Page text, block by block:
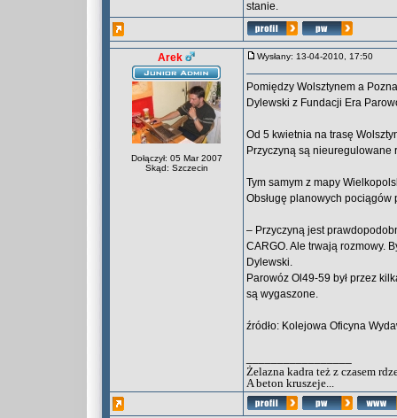
stanie.
Arek
Dołączył: 05 Mar 2007
Skąd: Szczecin
Wysłany: 13-04-2010, 17:50
Pomiędzy Wolsztynem a
Dylewski z Fundacji Era
Od 5 kwietnia na trasę
Przyczyną są
Tym samym z mapy
Obsługę planowych pociągów
– Przyczyną jest
CARGO. Ale trwają rozmowy.
Dylewski.
Parowóz Ol49-59 był przez
są wygaszone.
źródło: Kolejowa Oficyna
Żelazna kadra też z czasem
A beton kruszeje...